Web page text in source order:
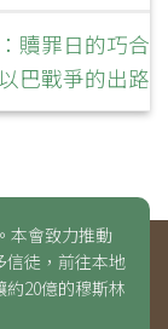
贖罪日的巧合
巴戰爭的出路
本會致力推動
信徒，前往本地
20億的穆斯林